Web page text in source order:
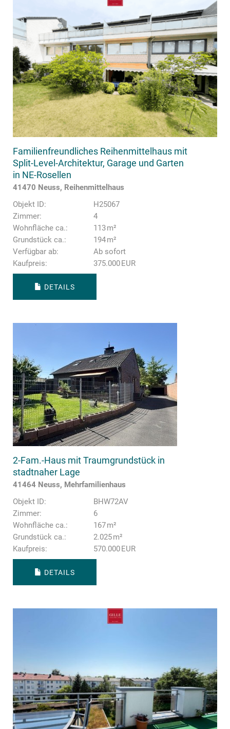
Familienfreundliches Reihenmittelhaus mit
Split-Level-Architektur, Garage und Garten
in NE-Rosellen
41470 Neuss, Reihenmittelhaus
Objekt ID:
H25067
Zimmer:
4
Wohnfläche ca.:
113 m²
Grund­stück ca.:
194 m²
Verfügbar ab:
Ab sofort
Kaufpreis:
375.000 EUR
DETAILS
2-Fam.-Haus mit Traumgrundstück in
stadtnaher Lage
41464 Neuss, Mehrfamilienhaus
Objekt ID:
BHW72AV
Zimmer:
6
Wohnfläche ca.:
167 m²
Grund­stück ca.:
2.025 m²
Kaufpreis:
570.000 EUR
DETAILS